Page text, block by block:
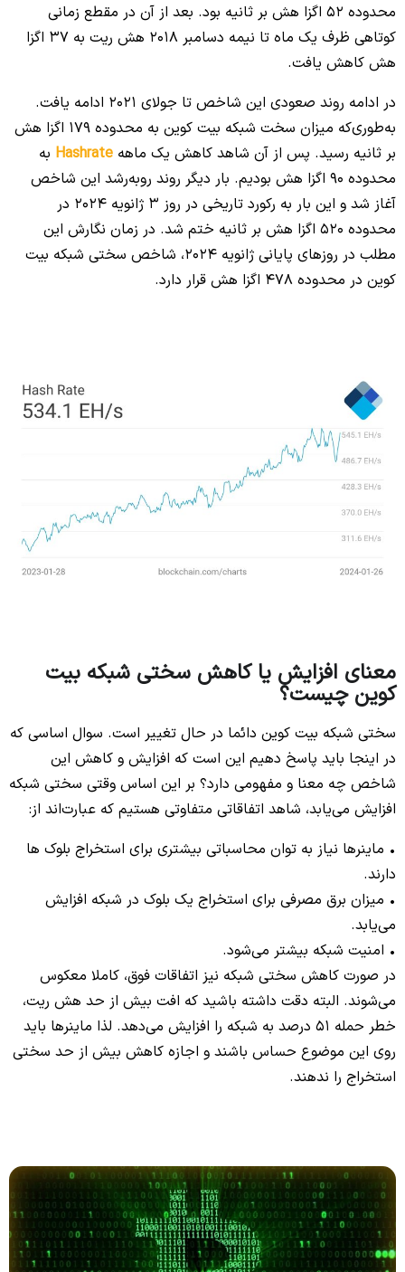
محدوده 52 اگزا هش بر ثانیه بود. بعد از آن در مقطع زمانی
کوتاهی ظرف یک ماه تا نیمه دسامبر 2018 هش ریت به 37 اگزا
هش کاهش یافت.
در ادامه روند صعودی این شاخص تا جولای 2021 ادامه یافت.
به‌طوری‌که میزان سخت شبکه بیت کوین به محدوده 179 اگزا هش
بر ثانیه رسید. پس از آن شاهد کاهش یک ماهه Hashrate به
محدوده 90 اگزا هش بودیم. بار دیگر روند روبه‌رشد این شاخص
آغاز شد و این بار به رکورد تاریخی در روز 3 ژانویه 2024 در
محدوده 520 اگزا هش بر ثانیه ختم شد. در زمان نگارش این
مطلب در روزهای پایانی ژانویه 2024، شاخص سختی شبکه بیت
کوین در محدوده 478 اگزا هش قرار دارد.
معنای افزایش یا کاهش سختی شبکه بیت
کوین چیست؟
سختی شبکه بیت کوین دائما در حال تغییر است. سوال اساسی که
در اینجا باید پاسخ دهیم این است که افزایش و کاهش این
شاخص چه معنا و مفهومی دارد؟ بر این اساس وقتی سختی شبکه
افزایش می‌یابد، شاهد اتفاقاتی متفاوتی هستیم که عبارت‌اند از:
• ماینرها نیاز به توان محاسباتی بیشتری برای استخراج بلوک‌ ها
دارند.
• میزان برق مصرفی برای استخراج یک بلوک در شبکه افزایش
می‌یابد.
• امنیت شبکه بیشتر می‌شود.
در صورت کاهش سختی شبکه نیز اتفاقات فوق، کاملا معکوس
می‌شوند. البته دقت داشته باشید که افت بیش از حد هش ریت،
خطر حمله 51 درصد به شبکه را افزایش می‌دهد. لذا ماینرها باید
روی این موضوع حساس باشند و اجازه کاهش بیش از حد سختی
استخراج را ندهند.